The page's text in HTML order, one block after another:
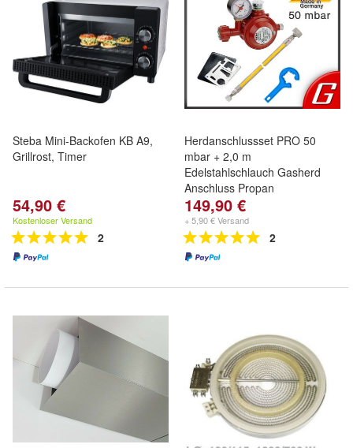
Steba Mini-Backofen KB A9,
Grillrost, Timer
54,90 €
Kostenloser Versand
2
Herdanschlussset PRO 50
mbar + 2,0 m
Edelstahlschlauch Gasherd
Anschluss Propan
149,90 €
+ 5,90 € Versand
2